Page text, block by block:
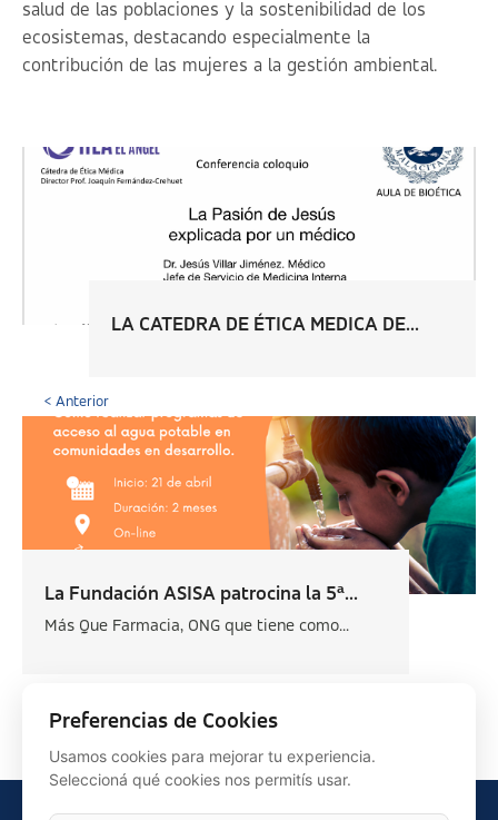
salud de las poblaciones y la sostenibilidad de los
ecosistemas, destacando especialmente la
contribución de las mujeres a la gestión ambiental.
LA CATEDRA DE ÉTICA MEDICA DE...
< Anterior
La Fundación ASISA patrocina la 5ª...
Más Que Farmacia, ONG que tiene como...
Preferencias de Cookies
Usamos cookies para mejorar tu experiencia.
Seleccioná qué cookies nos permitís usar.